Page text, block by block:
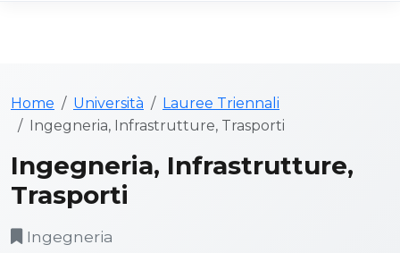
Home Università
Lauree Triennali
Ingegneria, Infrastrutture, Trasporti
Ingegneria, Infrastrutture,
Trasporti
Ingegneria